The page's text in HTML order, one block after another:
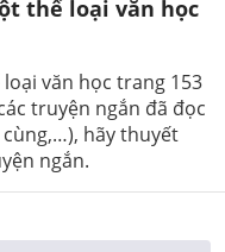
thể loại văn học
văn học trang 153
truyện ngắn đã đọc
cùng,…), hãy thuyết
ngắn.